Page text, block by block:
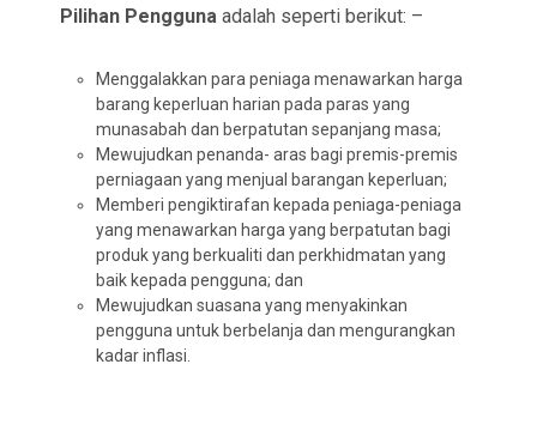
Pilihan Pengguna adalah seperti berikut: –
Menggalakkan para peniaga menawarkan harga
barang keperluan harian pada paras yang
munasabah dan berpatutan sepanjang masa;
Mewujudkan penanda- aras bagi premis-premis
perniagaan yang menjual barangan keperluan;
Memberi pengiktirafan kepada peniaga-peniaga
yang menawarkan harga yang berpatutan bagi
produk yang berkualiti dan perkhidmatan yang
baik kepada pengguna; dan
Mewujudkan suasana yang menyakinkan
pengguna untuk berbelanja dan mengurangkan
kadar inflasi.